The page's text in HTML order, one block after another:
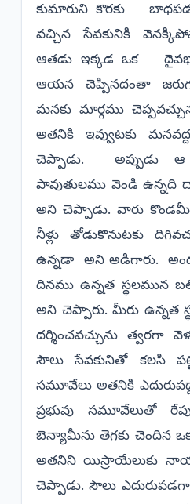
కుమారుని కొరకు
వచ్చిన సేవకునికి
ఆతడు ఇక్కడ ఒక
ఆయన చెప్పినదంతా
మనకు మార్గము
అతనికి ఇవ్వుటకు
చెప్పాడు. అప్పుడు ఆ
పావుతులము వెండి ఉన్నది
అని చెప్పాడు. వారు
నీళ్లు తోడుకొనుటకు
ఉన్నడా అని అడిగారు.
దినము ఉన్నత స్థలమున
అని చెప్పారు. మీరు ఉన్నత
దర్శించవచ్చును త్వరగా
సౌలు సేవకునితో కలసి
సమూవేలు అతనికి
ప్రభువు సమూవేలుతో
బెన్యామీను తెగకు చెందిన
అతనిని యిస్రాయేలుకు
చెప్పాడు. సౌలు